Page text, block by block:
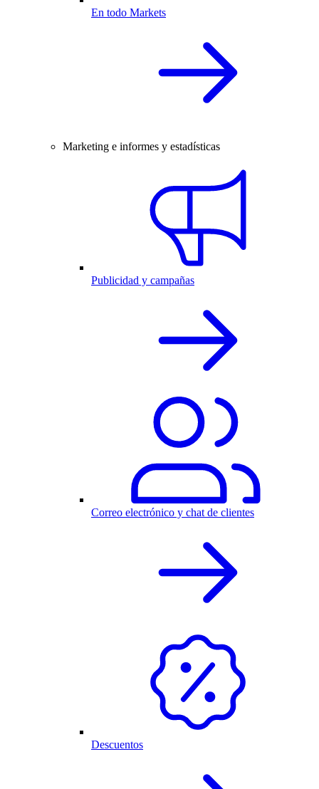
En todo Markets
Marketing e informes y estadísticas
Publicidad y campañas
Correo electrónico y chat de clientes
Descuentos